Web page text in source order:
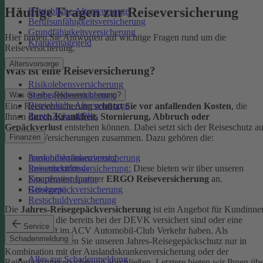
Betriebliche Altersvorsorge
Berufsunfähigkeitsversicherung
Grundfähigkeitsversicherung
Krankentagegeld
Altersvorsorge
Risikolebensversicherung
Sterbegeldversicherung
Betriebliche Altersvorsorge
Rente ZukunftPlus
Finanzen
Immobilienfinanzierung
Investmentfonds
SmartInvest Junior
Girokonto
Restschuldversicherung
Service
Schadenmeldung
Alles zur Schadenmeldung
Häufige Fragen zur Reiseversicherung
Hier finden Sie Antworten auf wichtige Fragen rund um die
Reiseversicherung.
Was ist eine Reiseversicherung?
Was ist eine Reiseversicherung?
Eine Reiseversicherungschützt Sie vor anfallenden Kosten, die
Ihnen durch Krankheit, Stornierung, Abbruch oder
Gepäckverlust entstehen können. Dabei setzt sich der Reiseschutz
mehreren Versicherungen zusammen. Dazu gehören die:
Auslandskrankenversicherung
Reiserücktrittsversicherung: Diese bieten wir über unseren
Kooperationspartner ERGO Reiseversicherung an.
Reisegepäckversicherung
Die Jahres-Reisegepäckversicherung ist ein Angebot für
und Kunden, die bereits bei der DEVK versichert sind oder eine
Mitgliedschaft im ACV Automobil-Club Verkehr haben. Als
Neukund:in können Sie unseren Jahres-Reisegepäckschutz nur in
Kombination mit der Auslandskrankenversicherung oder der